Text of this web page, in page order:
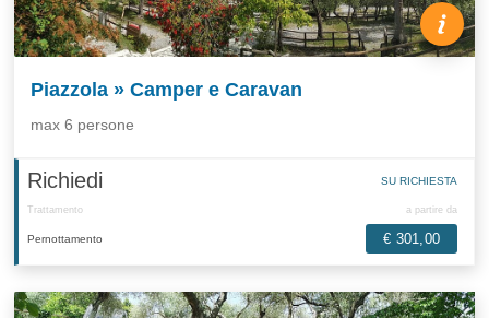
Piazzola » Camper e Caravan
max 6 persone
Richiedi SU RICHIESTA
Trattamento a partire da
Pernottamento € 301,00